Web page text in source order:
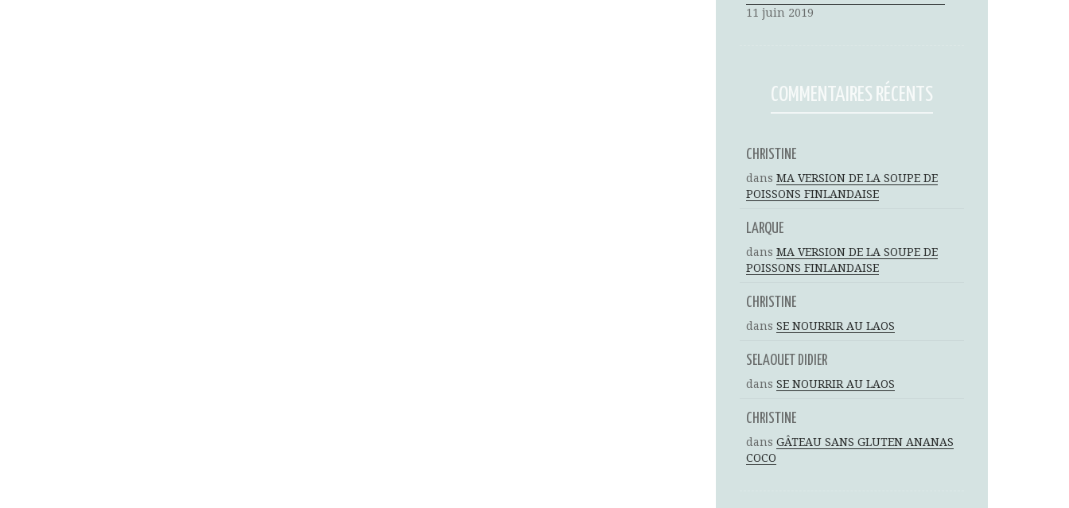
11 juin 2019
COMMENTAIRES RÉCENTS
CHRISTINE
dans MA VERSION DE LA SOUPE DE
POISSONS FINLANDAISE
LARQUE
dans MA VERSION DE LA SOUPE DE
POISSONS FINLANDAISE
CHRISTINE
dans SE NOURRIR AU LAOS
SELAOUET DIDIER
dans SE NOURRIR AU LAOS
CHRISTINE
dans GÂTEAU SANS GLUTEN ANANAS
COCO